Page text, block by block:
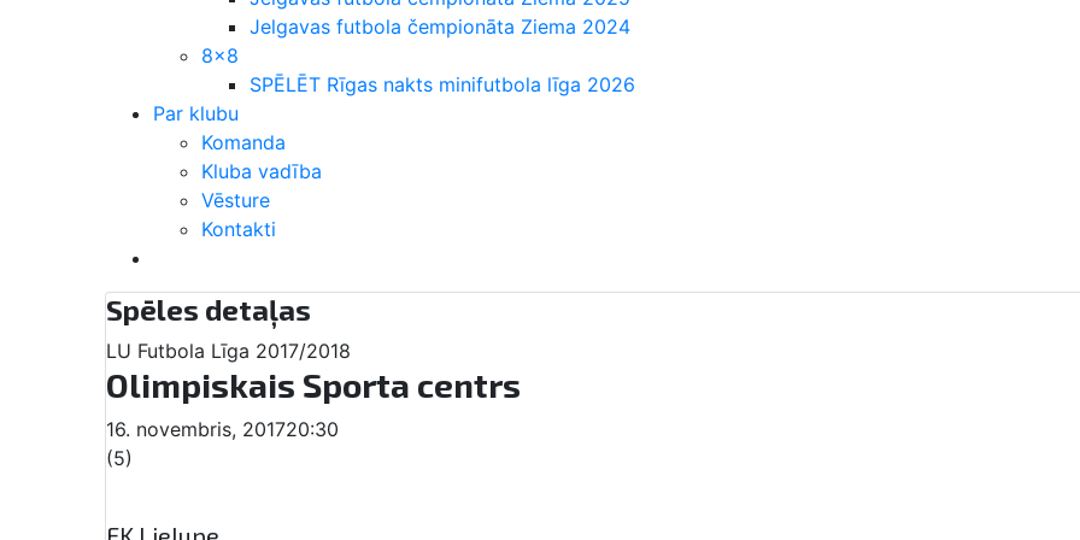
Jelgavas futbola čempionāta Ziema 2024
8×8
SPĒLĒT Rīgas nakts minifutbola līga 2026
Par klubu
Komanda
Kluba vadība
Vēsture
Kontakti
Spēles detaļas
LU Futbola Līga 2017/2018
Olimpiskais Sporta centrs
16. novembris, 201720:30
(5)